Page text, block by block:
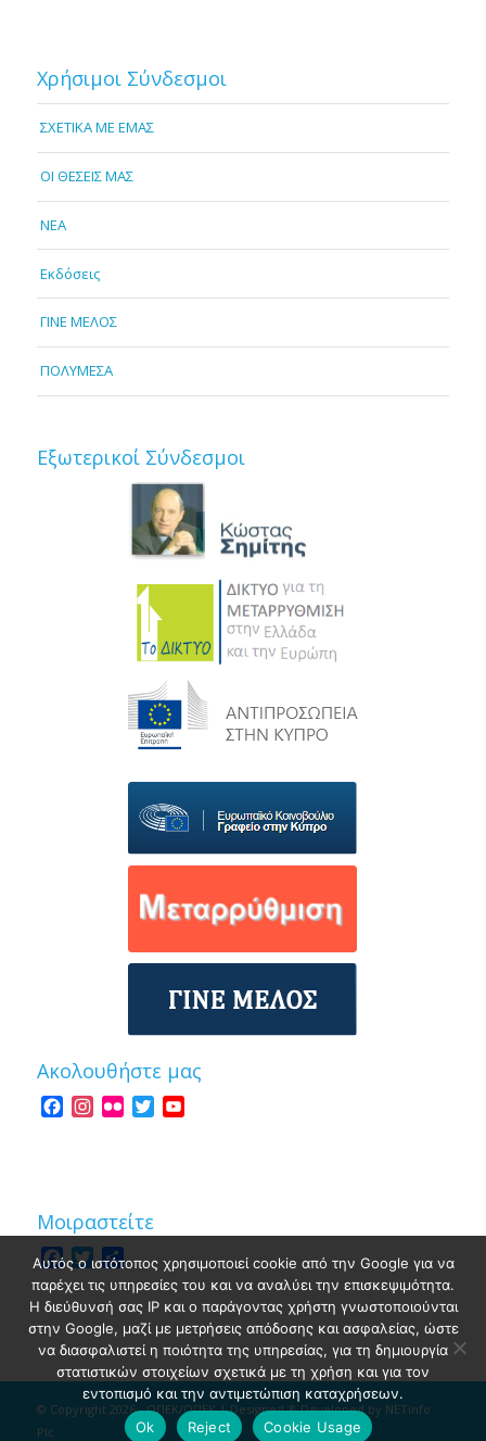
Χρήσιμοι Σύνδεσμοι
ΣΧΕΤΙΚΑ ΜΕ ΕΜΑΣ
OI ΘΕΣΕΙΣ ΜΑΣ
NEA
Εκδόσεις
ΓΙΝΕ ΜΕΛΟΣ
ΠΟΛΥΜΕΣΑ
Εξωτερικοί Σύνδεσμοι
Ακολουθήστε μας
Facebook
Instagram
FlickrTwitterYouTube
Μοιραστείτε
Facebook
Twitter
Share
© Copyright 2026 - ΟΠΕΚ/ΟΠΕΚ | Designed & Developed by NETinfo
Plc
Αυτός ο ιστότοπος χρησιμοποιεί cookie από την Google για να
παρέχει τις υπηρεσίες του και να αναλύει την επισκεψιμότητα.
Η διεύθυνσή σας IP και ο παράγοντας χρήστη γνωστοποιούνται
στην Google, μαζί με μετρήσεις απόδοσης και ασφαλείας, ώστε
να διασφαλιστεί η ποιότητα της υπηρεσίας, για τη δημιουργία
στατιστικών στοιχείων σχετικά με τη χρήση και για τον
εντοπισμό και την αντιμετώπιση καταχρήσεων.
Ok
Reject Cookie Usage